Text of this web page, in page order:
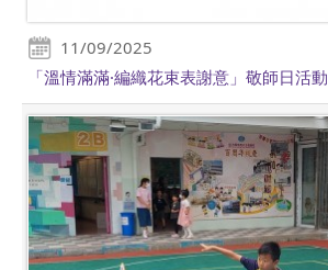
11/09/2025
「溫情滿滿·編織花束表謝意」敬師日活動